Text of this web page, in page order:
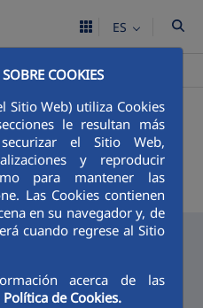
COOKIES
Sitio Web) utiliza Cookies
le resultan más
el Sitio Web,
y reproducir
para mantener las
Las Cookies contienen
en su navegador y, de
cuando regrese al Sitio
acerca de las
Política de Cookies.
ES
+ Buscador
de
cartera de 1.000